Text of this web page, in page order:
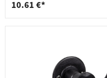
10.61 €*